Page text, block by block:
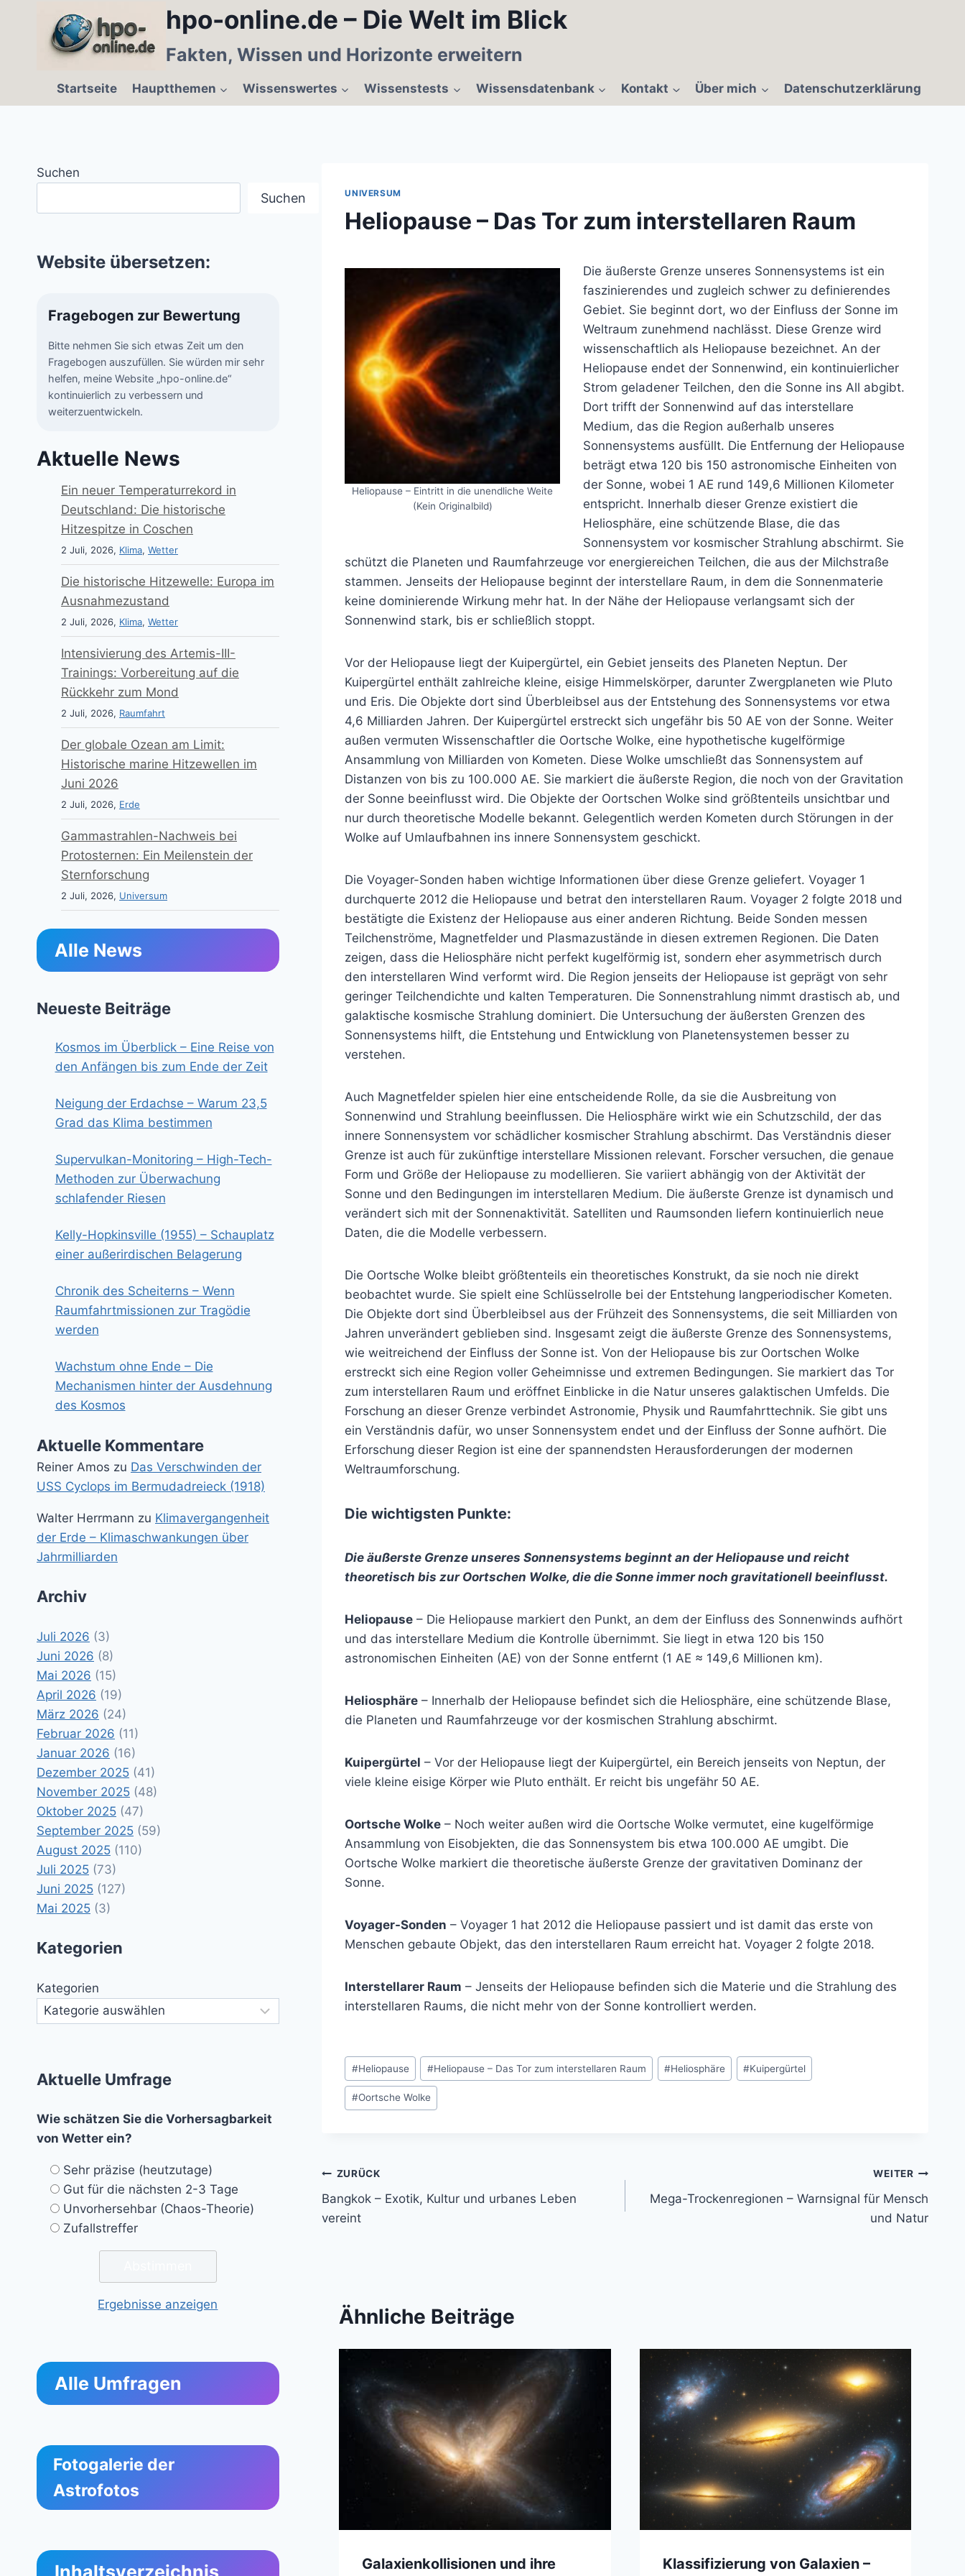
hpo-online.de – Die Welt im Blick
Fakten, Wissen und Horizonte erweitern
Startseite Hauptthemen Wissenswertes Wissenstests Wissensdatenbank Kontakt Über mich Datenschutzerklärung
UNIVERSUM
Heliopause – Das Tor zum interstellaren Raum
Heliopause – Eintritt in die unendliche Weite
(Kein Originalbild)
Die äußerste Grenze unseres Sonnensystems ist ein
faszinierendes und zugleich schwer zu definierendes
Gebiet. Sie beginnt dort, wo der Einfluss der Sonne im
Weltraum zunehmend nachlässt. Diese Grenze wird
wissenschaftlich als Heliopause bezeichnet. An der
Heliopause endet der Sonnenwind, ein kontinuierlicher
Strom geladener Teilchen, den die Sonne ins All abgibt.
Dort trifft der Sonnenwind auf das interstellare
Medium, das die Region außerhalb unseres
Sonnensystems ausfüllt. Die Entfernung der Heliopause
beträgt etwa 120 bis 150 astronomische Einheiten von
der Sonne, wobei 1 AE rund 149,6 Millionen Kilometer
entspricht. Innerhalb dieser Grenze existiert die
Heliosphäre, eine schützende Blase, die das
Sonnensystem vor kosmischer Strahlung abschirmt. Sie
schützt die Planeten und Raumfahrzeuge vor energiereichen Teilchen, die aus der Milchstraße
stammen. Jenseits der Heliopause beginnt der interstellare Raum, in dem die Sonnenmaterie
keine dominierende Wirkung mehr hat. In der Nähe der Heliopause verlangsamt sich der
Sonnenwind stark, bis er schließlich stoppt.
Vor der Heliopause liegt der Kuipergürtel, ein Gebiet jenseits des Planeten Neptun. Der
Kuipergürtel enthält zahlreiche kleine, eisige Himmelskörper, darunter Zwergplaneten wie Pluto
und Eris. Die Objekte dort sind Überbleibsel aus der Entstehung des Sonnensystems vor etwa
4,6 Milliarden Jahren. Der Kuipergürtel erstreckt sich ungefähr bis 50 AE von der Sonne. Weiter
außen vermuten Wissenschaftler die Oortsche Wolke, eine hypothetische kugelförmige
Ansammlung von Milliarden von Kometen. Diese Wolke umschließt das Sonnensystem auf
Distanzen von bis zu 100.000 AE. Sie markiert die äußerste Region, die noch von der Gravitation
der Sonne beeinflusst wird. Die Objekte der Oortschen Wolke sind größtenteils unsichtbar und
nur durch theoretische Modelle bekannt. Gelegentlich werden Kometen durch Störungen in der
Wolke auf Umlaufbahnen ins innere Sonnensystem geschickt.
Die Voyager-Sonden haben wichtige Informationen über diese Grenze geliefert. Voyager 1
durchquerte 2012 die Heliopause und betrat den interstellaren Raum. Voyager 2 folgte 2018 und
bestätigte die Existenz der Heliopause aus einer anderen Richtung. Beide Sonden messen
Teilchenströme, Magnetfelder und Plasmazustände in diesen extremen Regionen. Die Daten
zeigen, dass die Heliosphäre nicht perfekt kugelförmig ist, sondern eher asymmetrisch durch
den interstellaren Wind verformt wird. Die Region jenseits der Heliopause ist geprägt von sehr
geringer Teilchendichte und kalten Temperaturen. Die Sonnenstrahlung nimmt drastisch ab, und
galaktische kosmische Strahlung dominiert. Die Untersuchung der äußersten Grenzen des
Sonnensystems hilft, die Entstehung und Entwicklung von Planetensystemen besser zu
verstehen.
Auch Magnetfelder spielen hier eine entscheidende Rolle, da sie die Ausbreitung von
Sonnenwind und Strahlung beeinflussen. Die Heliosphäre wirkt wie ein Schutzschild, der das
innere Sonnensystem vor schädlicher kosmischer Strahlung abschirmt. Das Verständnis dieser
Grenze ist auch für zukünftige interstellare Missionen relevant. Forscher versuchen, die genaue
Form und Größe der Heliopause zu modellieren. Sie variiert abhängig von der Aktivität der
Sonne und den Bedingungen im interstellaren Medium. Die äußerste Grenze ist dynamisch und
verändert sich mit der Sonnenaktivität. Satelliten und Raumsonden liefern kontinuierlich neue
Daten, die die Modelle verbessern.
Die Oortsche Wolke bleibt größtenteils ein theoretisches Konstrukt, da sie noch nie direkt
beobachtet wurde. Sie spielt eine Schlüsselrolle bei der Entstehung langperiodischer Kometen.
Die Objekte dort sind Überbleibsel aus der Frühzeit des Sonnensystems, die seit Milliarden von
Jahren unverändert geblieben sind. Insgesamt zeigt die äußerste Grenze des Sonnensystems,
wie weitreichend der Einfluss der Sonne ist. Von der Heliopause bis zur Oortschen Wolke
erstreckt sich eine Region voller Geheimnisse und extremen Bedingungen. Sie markiert das Tor
zum interstellaren Raum und eröffnet Einblicke in die Natur unseres galaktischen Umfelds. Die
Forschung an dieser Grenze verbindet Astronomie, Physik und Raumfahrttechnik. Sie gibt uns
ein Verständnis dafür, wo unser Sonnensystem endet und der Einfluss der Sonne aufhört. Die
Erforschung dieser Region ist eine der spannendsten Herausforderungen der modernen
Weltraumforschung.
Die wichtigsten Punkte:
Die äußerste Grenze unseres Sonnensystems beginnt an der Heliopause und reicht
theoretisch bis zur Oortschen Wolke, die die Sonne immer noch gravitationell beeinflusst.
Heliopause – Die Heliopause markiert den Punkt, an dem der Einfluss des Sonnenwinds aufhört
und das interstellare Medium die Kontrolle übernimmt. Sie liegt in etwa 120 bis 150
astronomischen Einheiten (AE) von der Sonne entfernt (1 AE ≈ 149,6 Millionen km).
Heliosphäre – Innerhalb der Heliopause befindet sich die Heliosphäre, eine schützende Blase,
die Planeten und Raumfahrzeuge vor der kosmischen Strahlung abschirmt.
Kuipergürtel – Vor der Heliopause liegt der Kuipergürtel, ein Bereich jenseits von Neptun, der
viele kleine eisige Körper wie Pluto enthält. Er reicht bis ungefähr 50 AE.
Oortsche Wolke – Noch weiter außen wird die Oortsche Wolke vermutet, eine kugelförmige
Ansammlung von Eisobjekten, die das Sonnensystem bis etwa 100.000 AE umgibt. Die
Oortsche Wolke markiert die theoretische äußerste Grenze der gravitativen Dominanz der
Sonne.
Voyager-Sonden – Voyager 1 hat 2012 die Heliopause passiert und ist damit das erste von
Menschen gebaute Objekt, das den interstellaren Raum erreicht hat. Voyager 2 folgte 2018.
Interstellarer Raum – Jenseits der Heliopause befinden sich die Materie und die Strahlung des
interstellaren Raums, die nicht mehr von der Sonne kontrolliert werden.
Schlagworte:
#Heliopause #Heliopause – Das Tor zum interstellaren Raum #Heliosphäre #Kuipergürtel
#Oortsche Wolke
Beitragsnavigation
ZURÜCK
Bangkok – Exotik, Kultur und urbanes Leben
vereint
WEITER
Mega-Trockenregionen – Warnsignal für Mensch
und Natur
Ähnliche Beiträge
Galaxienkollisionen und ihre Klassifizierung von Galaxien –
Suchen
Suchen
Website übersetzen:
Fragebogen zur Bewertung
Bitte nehmen Sie sich etwas Zeit um den
Fragebogen auszufüllen. Sie würden mir sehr
helfen, meine Website „hpo-online.de“
kontinuierlich zu verbessern und
weiterzuentwickeln.
Aktuelle News
Ein neuer Temperaturrekord in
Deutschland: Die historische
Hitzespitze in Coschen
2 Juli, 2026, Klima, Wetter
Die historische Hitzewelle: Europa im
Ausnahmezustand
2 Juli, 2026, Klima, Wetter
Intensivierung des Artemis-III-
Trainings: Vorbereitung auf die
Rückkehr zum Mond
2 Juli, 2026, Raumfahrt
Der globale Ozean am Limit:
Historische marine Hitzewellen im
Juni 2026
2 Juli, 2026, Erde
Gammastrahlen-Nachweis bei
Protosternen: Ein Meilenstein der
Sternforschung
2 Juli, 2026, Universum
Alle News
Neueste Beiträge
Kosmos im Überblick – Eine Reise von
den Anfängen bis zum Ende der Zeit
Neigung der Erdachse – Warum 23,5
Grad das Klima bestimmen
Supervulkan-Monitoring – High-Tech-
Methoden zur Überwachung
schlafender Riesen
Kelly-Hopkinsville (1955) – Schauplatz
einer außerirdischen Belagerung
Chronik des Scheiterns – Wenn
Raumfahrtmissionen zur Tragödie
werden
Wachstum ohne Ende – Die
Mechanismen hinter der Ausdehnung
des Kosmos
Aktuelle Kommentare
Reiner Amos zu Das Verschwinden der
USS Cyclops im Bermudadreieck (1918)
Walter Herrmann zu Klimavergangenheit
der Erde – Klimaschwankungen über
Jahrmilliarden
Archiv
Juli 2026 (3)
Juni 2026 (8)
Mai 2026 (15)
April 2026 (19)
März 2026 (24)
Februar 2026 (11)
Januar 2026 (16)
Dezember 2025 (41)
November 2025 (48)
Oktober 2025 (47)
September 2025 (59)
August 2025 (110)
Juli 2025 (73)
Juni 2025 (127)
Mai 2025 (3)
Kategorien
Kategorien
Aktuelle Umfrage
Wie schätzen Sie die Vorhersagbarkeit
von Wetter ein?
Sehr präzise (heutzutage)
Gut für die nächsten 2-3 Tage
Unvorhersehbar (Chaos-Theorie)
Zufallstreffer
Ergebnisse anzeigen
Alle Umfragen
Fotogalerie der
Astrofotos
Inhaltsverzeichnis